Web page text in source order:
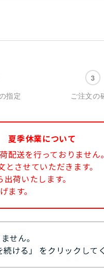
指定 ご注文の
夏季休業について
配送を行っておりません。
させていただきます。
荷いたします。
ます。
せん。
ける」 をクリックして